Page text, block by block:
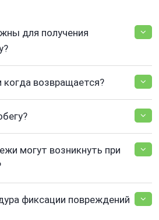
для получения
возвращается?
могут возникнуть при
фиксации повреждений